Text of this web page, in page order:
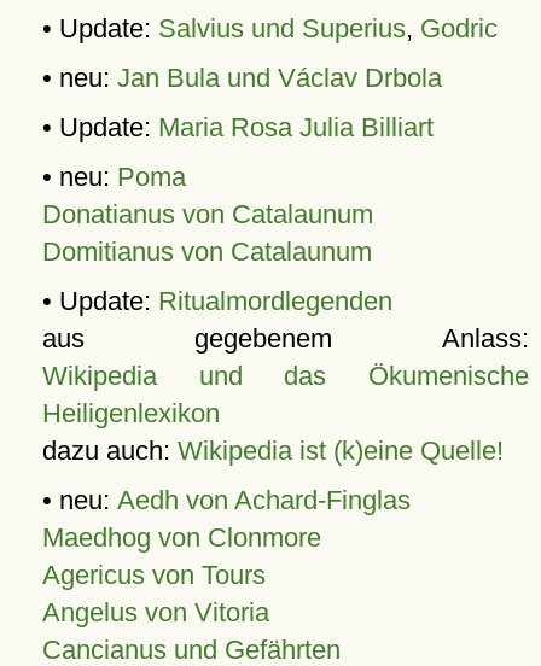
• Update: Salvius und Superius, Godric
• neu: Jan Bula und Václav Drbola
• Update: Maria Rosa Julia Billiart
• neu: Poma
Donatianus von Catalaunum
Domitianus von Catalaunum
• Update: Ritualmordlegenden
aus gegebenem Anlass:
Wikipedia und das Ökumenische
Heiligenlexikon
dazu auch: Wikipedia ist (k)eine Quelle!
• neu: Aedh von Achard-Finglas
Maedhog von Clonmore
Agericus von Tours
Angelus von Vitoria
Cancianus und Gefährten